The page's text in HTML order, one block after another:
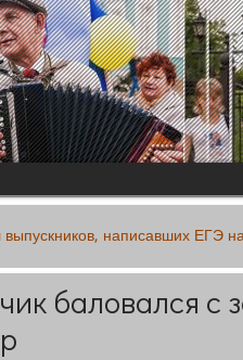
выпускников, написавших ЕГЭ
баловался с